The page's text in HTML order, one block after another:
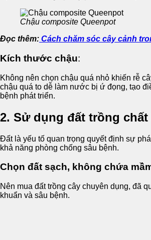
Chậu composite Queenpot
Đọc thêm: Cách chăm sóc cây cảnh
Kích thước chậu:
Không nên chọn chậu quá nhỏ khiến rễ
chậu quá to dễ làm nước bị ứ đọng, tạo
bệnh phát triển.
2. Sử dụng đất trồng
Đất là yếu tố quan trọng quyết định sự
khả năng phòng chống sâu bệnh.
Chọn đất sạch, không chứa
Nên mua đất trồng cây chuyên dụng, đã
khuẩn và sâu bệnh.